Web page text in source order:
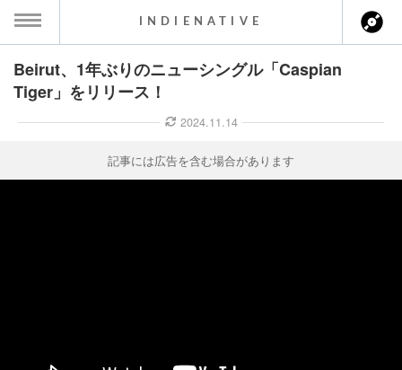
MENU
INDIENATIVE
Beirut、1年ぶりのニューシングル「Caspian
Tiger」をリリース！
2024.11.14
記事には広告を含む場合があります